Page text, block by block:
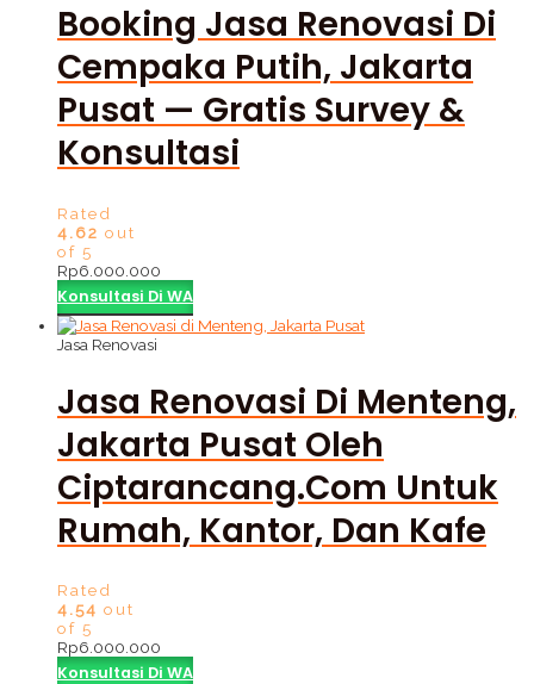
Booking Jasa Renovasi Di
Cempaka Putih, Jakarta
Pusat — Gratis Survey &
Konsultasi
Rated
4.62 out
of 5
Rp6.000.000
Konsultasi Di WA
Jasa Renovasi
Jasa Renovasi Di Menteng,
Jakarta Pusat Oleh
Ciptarancang.com Untuk
Rumah, Kantor, Dan Kafe
Rated
4.54 out
of 5
Rp6.000.000
Konsultasi Di WA